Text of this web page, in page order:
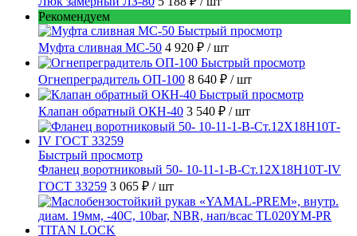
Рекомендуем
Быстрый просмотр
Муфта сливная МС-50 4 920 ₽ / шт
Быстрый просмотр
Огнепреградитель ОП-100 8 640 ₽ / шт
Быстрый просмотр
Клапан обратный ОКН-40 3 540 ₽ / шт
Быстрый просмотр
Фланец воротниковый 50- 10-11-1-B-Ст.12Х18Н10Т-IV
ГОСТ 33259 3 065 ₽ / шт